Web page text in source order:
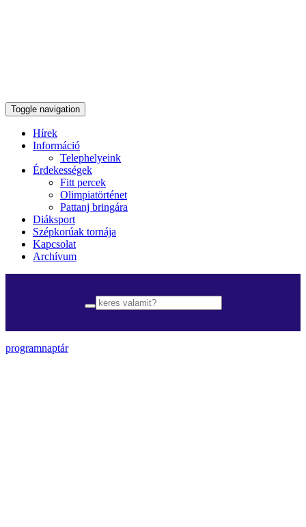
Toggle navigation
Hírek
Információ
Telephelyeink
Érdekességek
Fitt percek
Olimpiatörténet
Pattanj bringára
Diáksport
Szépkorúak tornája
Kapcsolat
Archívum
programnaptár